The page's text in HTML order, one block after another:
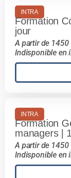
INTRA
Formation
jour
A partir de 1450
Indisponible en
INTRA
Formation
managers |
A partir de 1450
Indisponible en